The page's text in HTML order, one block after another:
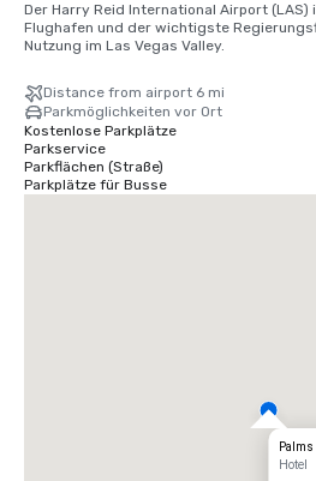
Der Harry Reid International Airport
Flughafen und der wichtigste
Nutzung im Las Vegas Valley.
Distance from airport 6 mi
Parkmöglichkeiten vor Ort
Kostenlose Parkplätze
Parkservice
Parkflächen (Straße)
Parkplätze für Busse
Palms
Hotel